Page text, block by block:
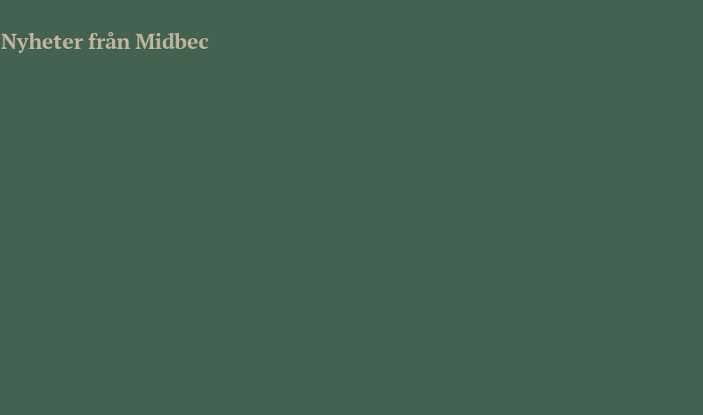
Nyheter från Midbec